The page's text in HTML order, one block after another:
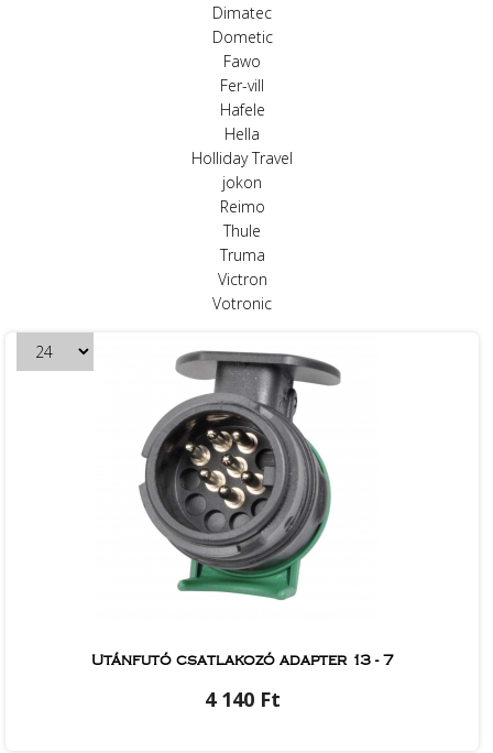
Dimatec
Dometic
Fawo
Fer-vill
Hafele
Hella
Holliday Travel
jokon
Reimo
Thule
Truma
Victron
Votronic
Utánfutó csatlakozó adapter 13 - 7
4 140 Ft